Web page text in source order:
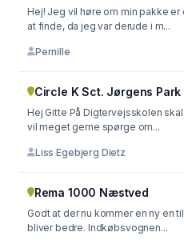
Hej! Jeg vil høre om min pakke
at finde, da jeg var derude i m...
Pernille
Circle K Sct. Jørgens Park
Hej Gitte På Digtervejsskolen skal vi lave et projekt i uge 43, og vi
vil meget gerne spørge om...
Liss Egebjerg Dietz
Rema 1000 Næstved
Godt at der nu kommer en ny en
bliver bedre. Indkøbsvognen...